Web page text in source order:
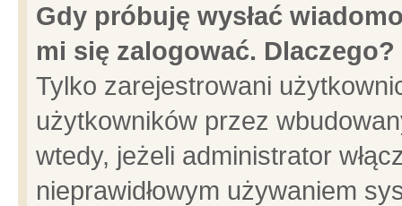
Gdy próbuję wysłać
mi się zalogować. Dlaczego?
Tylko zarejestrowani
użytkowników przez
wtedy, jeżeli administrator
nieprawidłowym używaniem